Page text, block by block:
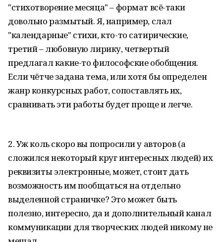
"стихотворение месяца" – формат всё-таки
довольно размытый. Я, например, слал
"календарные" стихи, кто-то сатирические,
третий – любовную лирику, четвертый
предлагал какие-то философские обобщения.
Если чётче задана тема, или хотя бы определен
жанр конкурсных работ, сопоставлять их,
сравнивать эти работы будет проще и легче.
2. Уж коль скоро вы попросили у авторов (а
сложился некоторый круг интересных людей) их
реквизиты электронные, может, стоит дать
возможность им пообщаться на отдельно
выделенной страничке? Это может быть
полезно, интересно, да и дополнительный канал
коммуникации для творческих людей никому не